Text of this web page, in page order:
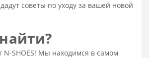
на платформе
ботинки
женские
советы по уходу за вашей новой
N-SHOES! Мы находимся в самом